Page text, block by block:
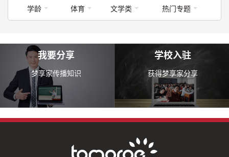
学龄 体育 文学类 热门专题
我要分享
梦享家传播知识
学校入驻
获得梦享家分享